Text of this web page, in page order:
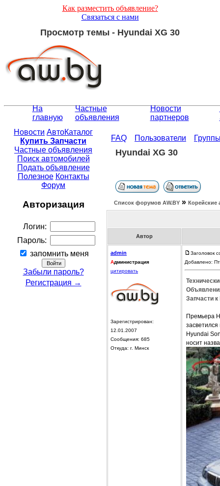
Как разместить объявление?
Связаться с нами
Просмотр темы - Hyundai XG 30
На
главную
Частные
объявления
Новости
партнеров
Новости АвтоКаталог
Купить Запчасти
Частные объявления
Поиск автомобилей
Подать объявление
Полезное Контакты
Форум
Авторизация
Логин:
Пароль:
запомнить меня
Забыли пароль?
Регистрация →
FAQ Пользователи
Hyundai XG 30
Список форумов АW.BY » Корейские
Автор
admin
Администрация
цитировать
Зарегистрирован:
12.01.2007
Сообщения: 685
Откуда: г. Минск
Заголовок
Добавлено:
Запчасти к
Премьера
Hyundai
носит